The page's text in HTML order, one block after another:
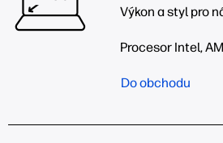
Výkon a styl pro
Procesor Intel,
Do obchodu